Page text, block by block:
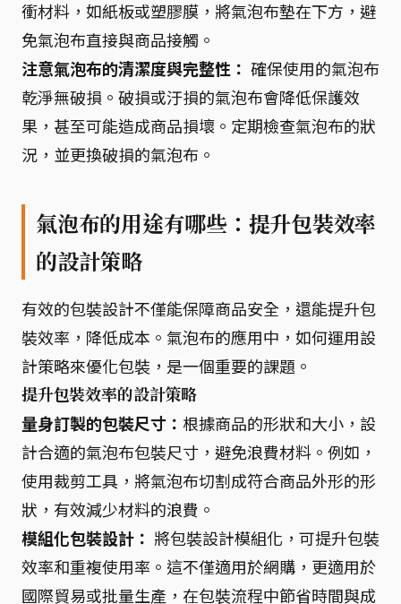
衝材料，如紙板或塑膠膜，將氣泡布墊在下方，避
免氣泡布直接與商品接觸。
注意氣泡布的清潔度與完整性： 確保使用的氣泡布
乾淨無破損。破損或汙損的氣泡布會降低保護效
果，甚至可能造成商品損壞。定期檢查氣泡布的狀
況，並更換破損的氣泡布。
氣泡布的用途有哪些：提升包裝效率
的設計策略
有效的包裝設計不僅能保障商品安全，還能提升包
裝效率，降低成本。氣泡布的應用中，如何運用設
計策略來優化包裝，是一個重要的課題。
提升包裝效率的設計策略
量身訂製的包裝尺寸： 根據商品的形狀和大小，設
計合適的氣泡布包裝尺寸，避免浪費材料。例如，
使用裁剪工具，將氣泡布切割成符合商品外形的形
狀，有效減少材料的浪費。
模組化包裝設計： 將包裝設計模組化，可提升包裝
效率和重複使用率。這不僅適用於網購，更適用於
國際貿易或批量生產，在包裝流程中節省時間與成